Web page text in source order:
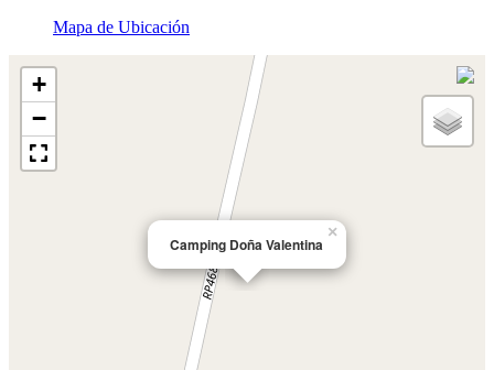
Mapa de Ubicación
Camping Doña Valentina
×
+
−